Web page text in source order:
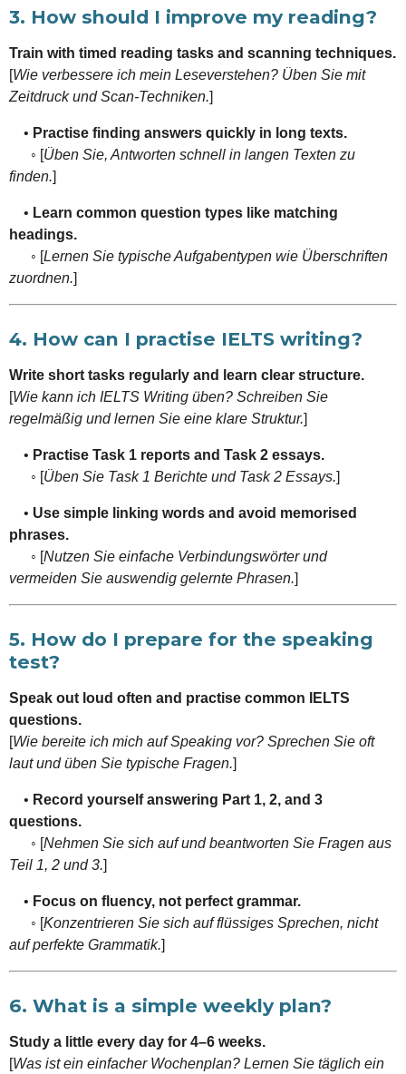
3. How should I improve my reading?
Train with timed reading tasks and scanning techniques.
[Wie verbessere ich mein Leseverstehen? Üben Sie mit
Zeitdruck und Scan-Techniken.]
• Practise finding answers quickly in long texts.
◦ [Üben Sie, Antworten schnell in langen Texten zu
finden.]
• Learn common question types like matching
headings.
◦ [Lernen Sie typische Aufgabentypen wie Überschriften
zuordnen.]
4. How can I practise IELTS writing?
Write short tasks regularly and learn clear structure.
[Wie kann ich IELTS Writing üben? Schreiben Sie
regelmäßig und lernen Sie eine klare Struktur.]
• Practise Task 1 reports and Task 2 essays.
◦ [Üben Sie Task 1 Berichte und Task 2 Essays.]
• Use simple linking words and avoid memorised
phrases.
◦ [Nutzen Sie einfache Verbindungswörter und
vermeiden Sie auswendig gelernte Phrasen.]
5. How do I prepare for the speaking
test?
Speak out loud often and practise common IELTS
questions.
[Wie bereite ich mich auf Speaking vor? Sprechen Sie oft
laut und üben Sie typische Fragen.]
• Record yourself answering Part 1, 2, and 3
questions.
◦ [Nehmen Sie sich auf und beantworten Sie Fragen aus
Teil 1, 2 und 3.]
• Focus on fluency, not perfect grammar.
◦ [Konzentrieren Sie sich auf flüssiges Sprechen, nicht
auf perfekte Grammatik.]
6. What is a simple weekly plan?
Study a little every day for 4–6 weeks.
[Was ist ein einfacher Wochenplan? Lernen Sie täglich ein